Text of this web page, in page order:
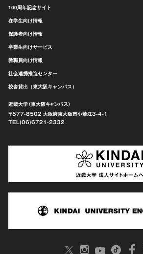
100周年記念サイト
在学生向け情報
保護者向け情報
卒業生向けサービス
教職員向け情報
社会連携推進センター
校舎貸出（東大阪キャンパス）
近畿大学（東大阪キャンパス）
〒577-8502 大阪府東大阪市小若江3-4-1
TEL(06)6721-2332